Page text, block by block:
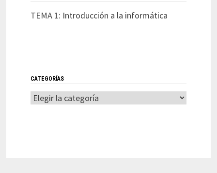
TEMA 1: Introducción a la informática
CATEGORÍAS
Categorías